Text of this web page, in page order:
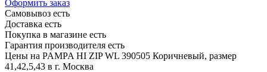
Оформить заказ
Самовывоз есть
Доставка есть
Покупка в магазине есть
Гарантия производителя есть
Цены на PAMPA HI ZIP WL 390505 Коричневый, размер
41,42,5,43 в г. Москва